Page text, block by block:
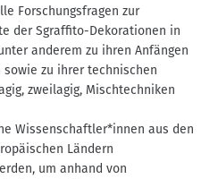
Forschungsfragen zur
der Sgraffito-Dekorationen in
anderem zu ihren Anfängen
zu ihrer technischen
zweilagig, Mischtechniken
Wissenschaftler*innen aus den
Ländern
um anhand von